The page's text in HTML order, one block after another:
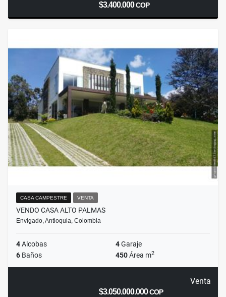
$3.400.000COP
CASA CAMPESTRE VENTA
VENDO CASA ALTO PALMAS
Envigado, Antioquia, Colombia
4Alcobas 4Garaje
6 Baños 450Área m2
Venta
$3.050.000.000COP